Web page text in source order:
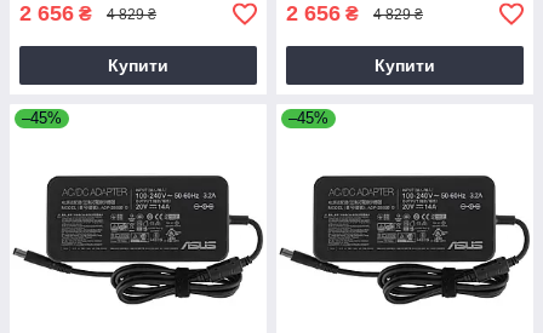
2 656 ₴ 4 829 ₴
Купити
2 656 ₴ 4 829 ₴
Купити
–45% –45%